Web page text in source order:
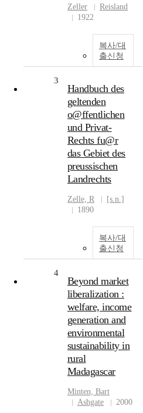
Zeller
Reisland
1922
복사/대
출신청
3
Handbuch des
geltenden
o@ffentlichen
und Privat-
Rechts fu@r
das Gebiet des
preussischen
Landrechts
Zelle, R
[s.n.]
1890
복사/대
출신청
4
Beyond market
liberalization :
welfare, income
generation and
environmental
sustainability in
rural
Madagascar
Minten, Bart
Ashgate
2000